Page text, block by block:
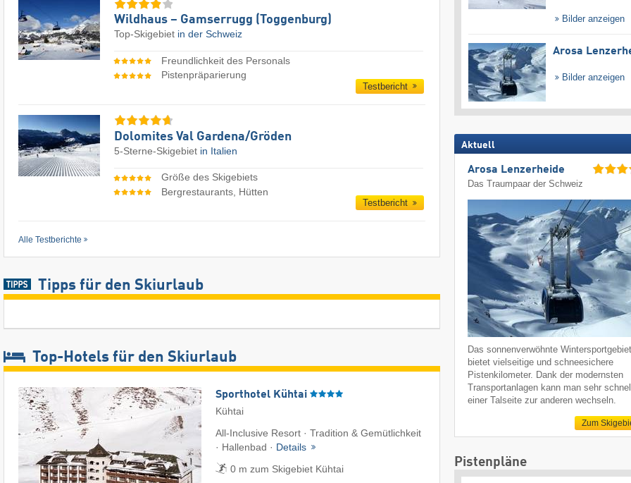
Wildhaus – Gamserrugg (Toggenburg)
Top-Skigebiet in der Schweiz
Freundlichkeit des Personals
Pistenpräparierung
Testbericht
Dolomites Val Gardena/​Gröden
5-Sterne-Skigebiet in Italien
Größe des Skigebiets
Bergrestaurants, Hütten
Testbericht
Alle Testberichte
Tipps für den Skiurlaub
Top-Hotels für den Skiurlaub
Sporthotel Kühtai
Kühtai
All-Inclusive Resort · Tradition & Gemütlichkeit
· Hallenbad · Details
0 m zum Skigebiet Kühtai
Bilder anzeigen
Arosa
Bilder anzeigen
Aktuell
Arosa Lenzerheide
Das Traumpaar der Schweiz
Das sonnenverwöhnte
bietet vielseitige und schneesichere
Pistenkilometer. Dank der modernsten
Transportanlagen kann man sehr
einer Talseite zur anderen wechseln.
Zum
Pistenpläne